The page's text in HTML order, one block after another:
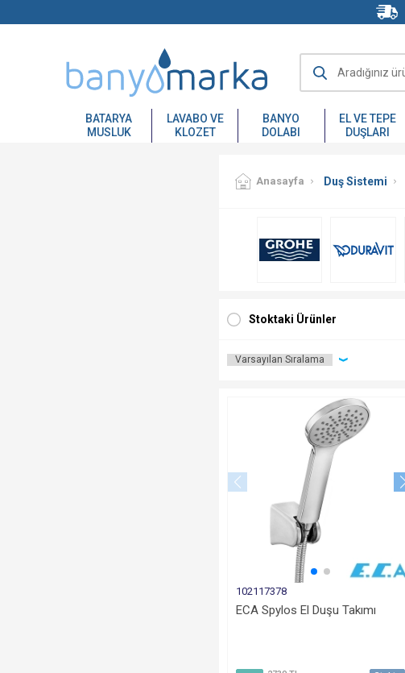
BATARYA
MUSLUK
LAVABO VE
KLOZET
BANYO
DOLABI
EL VE TEPE
DUŞLARI
Anasayfa Duş Sistemi
Stoktaki Ürünler
102117378
ECA Spylos El Duşu Takımı